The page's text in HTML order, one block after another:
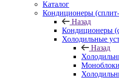
Каталог
Кондиционеры
Назад
Кондиционеры
Холодильные
Назад
Моноблоки